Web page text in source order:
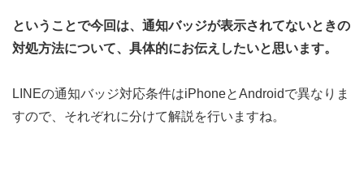
ということで今回は、通知バッジが表示されてないときの
対処方法について、具体的にお伝えしたいと思います。
LINEの通知バッジ対応条件はiPhoneとAndroidで異なりま
すので、それぞれに分けて解説を行いますね。